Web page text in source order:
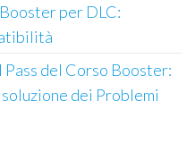
per DLC:
del Corso Booster:
dei Problemi